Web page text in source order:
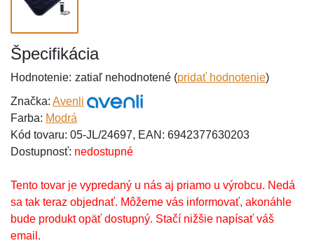
Špecifikácia
Hodnotenie: zatiaľ nehodnotené (pridať hodnotenie)
Značka: Avenli
Farba: Modrá
Kód tovaru: 05-JL/24697, EAN: 6942377630203
Dostupnosť: nedostupné
Tento tovar je vypredaný u nás aj priamo u výrobcu. Nedá
sa tak teraz objednať. Môžeme vás informovať, akonáhle
bude produkt opäť dostupný. Stačí nižšie napísať váš
email.